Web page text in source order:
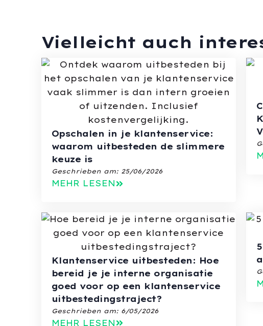
Vielleicht auch
Opschalen in je klantenservice:
waarom uitbesteden de slimmere
keuze is
Geschrieben am: 25/06/2026
MEHR LESEN
Klantenservice uitbesteden: Hoe
bereid je je interne organisatie
goed voor op een klantenservice
uitbestedingstraject?
Geschrieben am: 6/05/2026
MEHR LESEN